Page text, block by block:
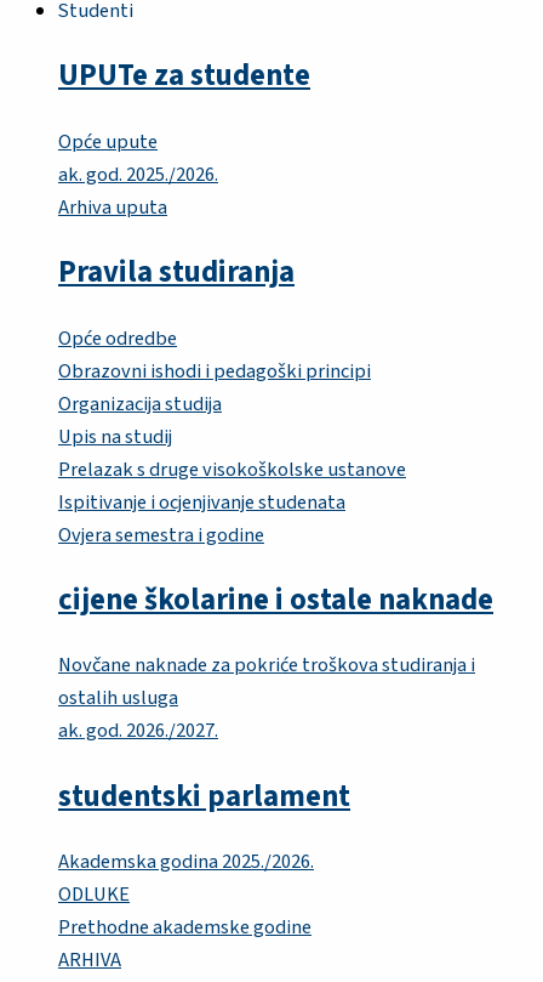
Studenti
UPUTe za studente
Opće upute
ak. god. 2025./2026.
Arhiva uputa
Pravila studiranja
Opće odredbe
Obrazovni ishodi i pedagoški principi
Organizacija studija
Upis na studij
Prelazak s druge visokoškolske ustanove
Ispitivanje i ocjenjivanje studenata
Ovjera semestra i godine
cijene školarine i ostale naknade
Novčane naknade za pokriće troškova studiranja i
ostalih usluga
ak. god. 2026./2027.
studentski parlament
Akademska godina 2025./2026.
ODLUKE
Prethodne akademske godine
ARHIVA